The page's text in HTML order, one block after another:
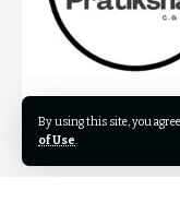
By using this site, you
of Use.
Join to our
instantly!